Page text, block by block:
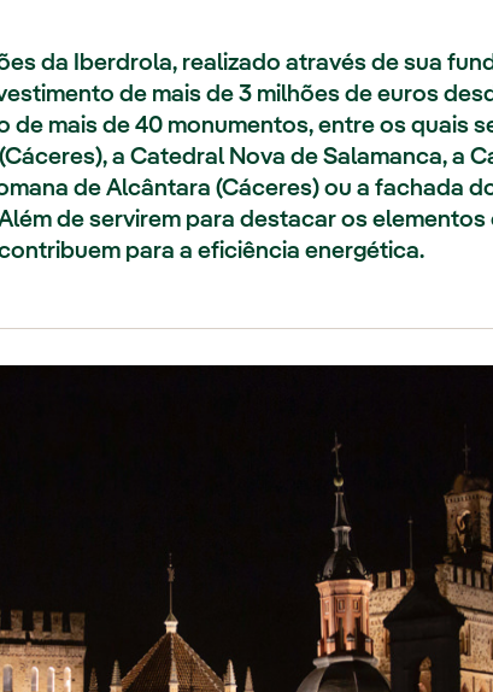
da Iberdrola, realizado através de sua
de mais de 3 milhões de euros
de mais de 40 monumentos, entre os quais
a Catedral Nova de Salamanca, a
de Alcântara (Cáceres) ou a fachada
de servirem para destacar os elementos
para a eficiência energética.